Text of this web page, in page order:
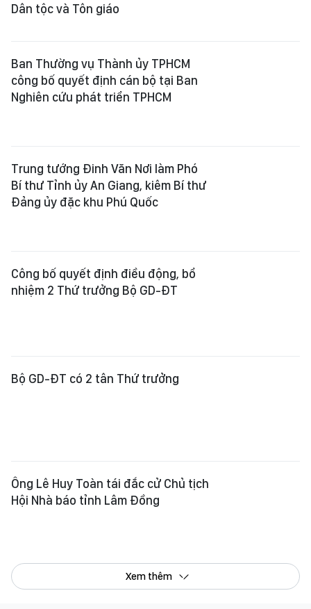
Dân tộc và Tôn giáo
Ban Thường vụ Thành ủy TPHCM
công bố quyết định cán bộ tại Ban
Nghiên cứu phát triển TPHCM
Trung tướng Đinh Văn Nơi làm Phó
Bí thư Tỉnh ủy An Giang, kiêm Bí thư
Đảng ủy đặc khu Phú Quốc
Công bố quyết định điều động, bổ
nhiệm 2 Thứ trưởng Bộ GD-ĐT
Bộ GD-ĐT có 2 tân Thứ trưởng
Ông Lê Huy Toàn tái đắc cử Chủ tịch
Hội Nhà báo tỉnh Lâm Đồng
Xem thêm